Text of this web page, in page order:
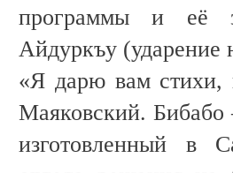
программы и её
Айдуркъу (ударение
«Я дарю вам стихи,
Маяковский. Бибабо
изготовленный в